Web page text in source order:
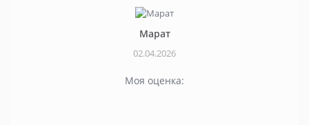
Марат
02.04.2026
Моя оценка: